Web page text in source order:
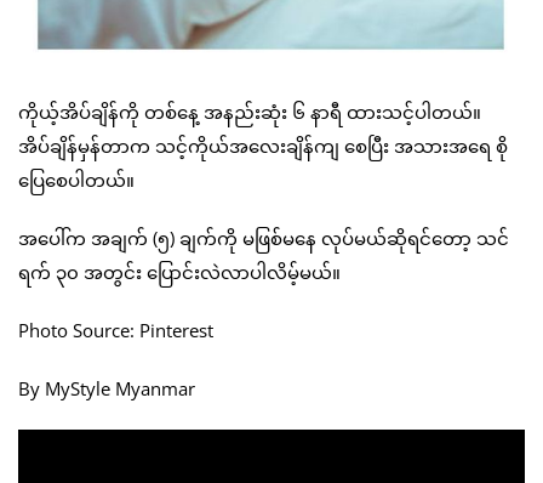
ကိုယ့်အိပ်ချိန်ကို တစ်နေ့ အနည်းဆုံး ၆ နာရီ ထားသင့်ပါတယ်။
အိပ်ချိန်မှန်တာက သင့်ကိုယ်အလေးချိန်ကျ စေပြီး အသားအရေ စို
ပြေစေပါတယ်။
အပေါ်က အချက် (၅) ချက်ကို မဖြစ်မနေ လုပ်မယ်ဆိုရင်တော့ သင်
ရက် ၃၀ အတွင်း ပြောင်းလဲလာပါလိမ့်မယ်။
Photo Source: Pinterest
By MyStyle Myanmar